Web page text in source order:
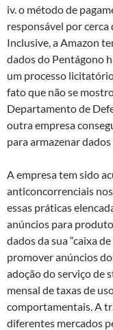
iv. o método de
responsável por
Inclusive, a Amazon
dados do Pentágono
um processo
fato que não se
Departamento de
outra empresa
para armazenar
A empresa tem sido
anticoncorrenciais
essas práticas
anúncios para
dados da sua “caixa
promover anúncios
adoção do serviço de
mensal de taxas de
comportamentais. A
diferentes mercados